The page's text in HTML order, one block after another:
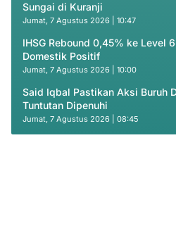
Sungai di Kuranji
Jumat, 7 Agustus 2026 | 10:47
IHSG Rebound 0,45% ke Level
Domestik Positif
Jumat, 7 Agustus 2026 | 10:00
Said Iqbal Pastikan Aksi Buruh
Tuntutan Dipenuhi
Jumat, 7 Agustus 2026 | 08:45